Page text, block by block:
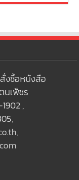
งซื้อหนังสือ
เพ็ชร
,
,